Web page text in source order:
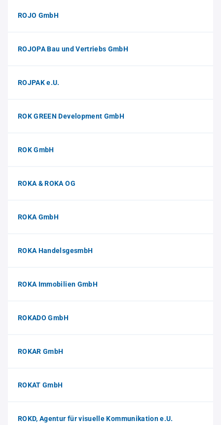
ROJO GmbH
ROJOPA Bau und Vertriebs GmbH
ROJPAK e.U.
ROK GREEN Development GmbH
ROK GmbH
ROKA & ROKA OG
ROKA GmbH
ROKA HandelsgesmbH
ROKA Immobilien GmbH
ROKADO GmbH
ROKAR GmbH
ROKAT GmbH
ROKD, Agentur für visuelle Kommunikation e.U.